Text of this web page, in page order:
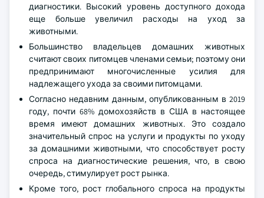
диагностики. Высокий уровень доступного дохода
еще больше увеличил расходы на уход за
животными.
Большинство владельцев домашних животных
считают своих питомцев членами семьи; поэтому они
предпринимают многочисленные усилия для
надлежащего ухода за своими питомцами.
Согласно недавним данным, опубликованным в 2019
году, почти 68% домохозяйств в США в настоящее
время имеют домашних животных. Это создало
значительный спрос на услуги и продукты по уходу
за домашними животными, что способствует росту
спроса на диагностические решения, что, в свою
очередь, стимулирует рост рынка.
Кроме того, рост глобального спроса на продукты